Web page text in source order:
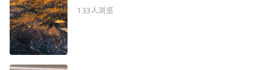
133人浏览